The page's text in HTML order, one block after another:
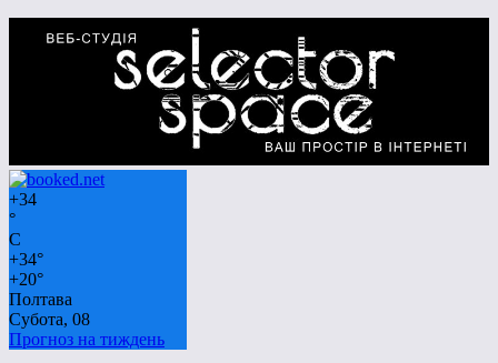
+34
°
C
+34°
+20°
Полтава
Субота, 08
Прогноз на тиждень